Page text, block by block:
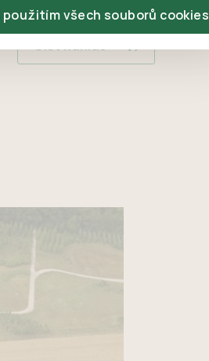
použitím všech souborů cookies
Číst nahlas